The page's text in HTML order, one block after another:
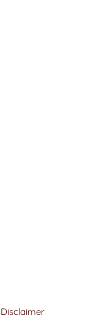
Disclaimer